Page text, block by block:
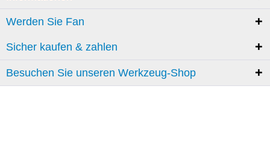
Werden Sie Fan
Sicher kaufen & zahlen
Besuchen Sie unseren Werkzeug-Shop